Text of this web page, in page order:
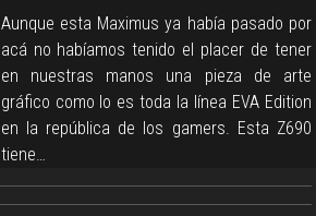
Aunque esta Maximus ya había pasado por
acá no habíamos tenido el placer de tener
en nuestras manos una pieza de arte
gráfico como lo es toda la línea EVA Edition
en la república de los gamers. Esta Z690
tiene…